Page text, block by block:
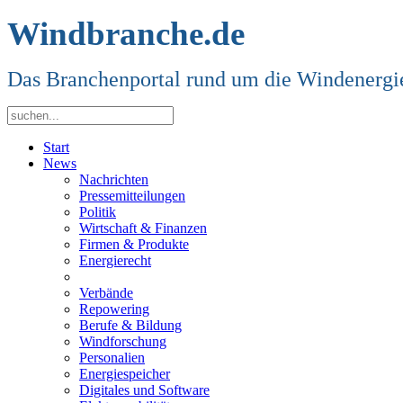
Windbranche.de
Das Branchenportal rund um die
Start
News
Nachrichten
Pressemitteilungen
Politik
Wirtschaft & Finanzen
Firmen & Produkte
Energierecht
Verbände
Repowering
Berufe & Bildung
Windforschung
Personalien
Energiespeicher
Digitales und Software